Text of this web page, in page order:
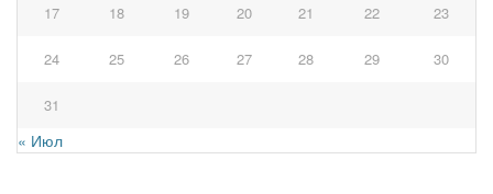
17 18 19 20 21 22 23
24 25 26 27 28 29 30
31
« Июл